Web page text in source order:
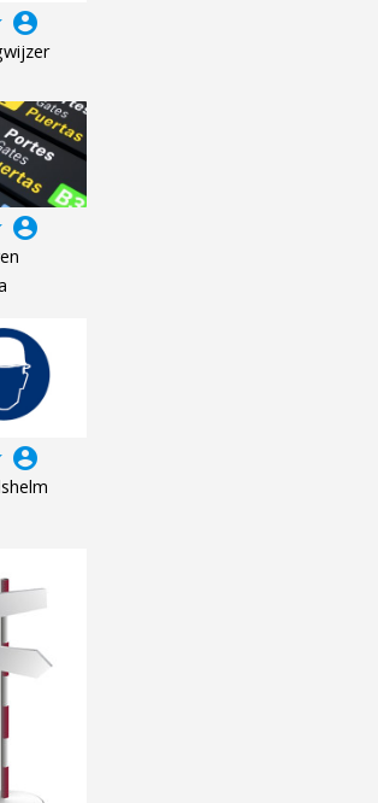
account_circle
account_circle
account_circle